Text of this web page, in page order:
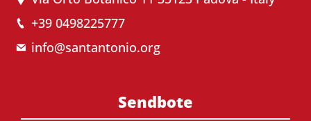
+39 0498225777
info@santantonio.org
Sendbote